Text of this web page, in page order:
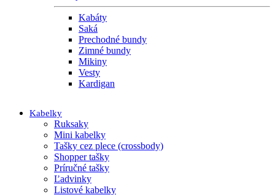
Kabáty
Saká
Prechodné bundy
Zimné bundy
Mikiny
Vesty
Kardigan
Kabelky
Ruksaky
Mini kabelky
Tašky cez plece (crossbody)
Shopper tašky
Príručné tašky
Ľadvinky
Listové kabelky